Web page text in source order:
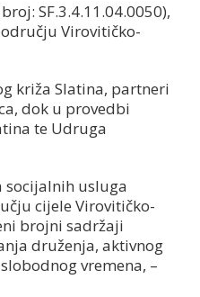
SF.3.4.11.04.0050),
Virovitičko-
križa Slatina, partneri
dok u provedbi
te Udruga
socijalnih usluga
cijele Virovitičko-
brojni sadržaji
druženja, aktivnog
vremena, –